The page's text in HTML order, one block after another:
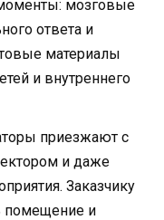
мозговые
ответа и
материалы
и внутреннего
приезжают с
и даже
Заказчику
помещение и